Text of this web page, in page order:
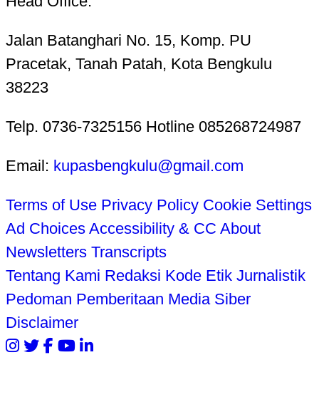
Jalan Batanghari No. 15, Komp. PU
Pracetak, Tanah Patah, Kota Bengkulu
38223
Telp. 0736-7325156 Hotline 085268724987
Email: kupasbengkulu@gmail.com
Terms of Use Privacy Policy Cookie Settings
Ad Choices Accessibility & CC About
Newsletters Transcripts
Tentang Kami Redaksi Kode Etik Jurnalistik
Pedoman Pemberitaan Media Siber
Disclaimer